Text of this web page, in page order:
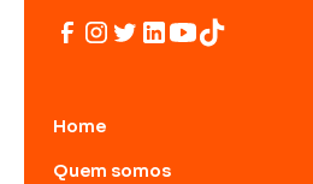
Home
Quem somos